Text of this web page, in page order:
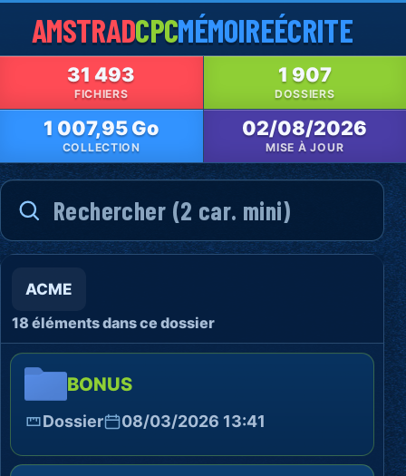
AMSTRADCPCMÉMOIREÉCRITE
31 493
FICHIERS
1 907
DOSSIERS
1 007,95 Go
COLLECTION
02/08/2026
MISE À JOUR
ACME
18 éléments dans ce dossier
BONUS
Dossier 08/03/2026 13:41